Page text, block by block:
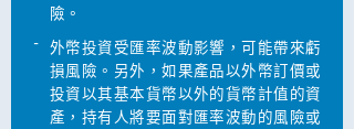
險。
-
外幣投資受匯率波動影響，可能帶來虧
損風險。另外，如果產品以外幣訂價或
投資以其基本貨幣以外的貨幣計值的資
產，持有人將要面對匯率波動的風險或